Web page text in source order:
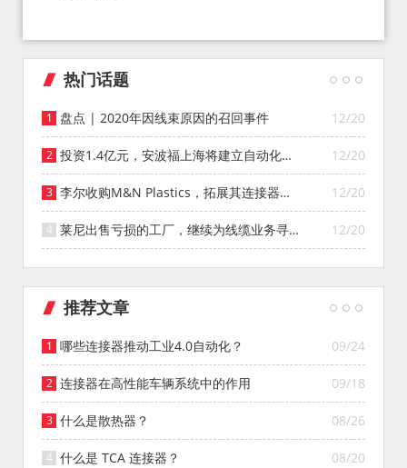
热门话题
12/20
盘点 | 2020年因线束原因的召回事件
12/20
投资1.4亿元，安波福上海将建立自动化智
能仓库
12/20
李尔收购M&N Plastics，拓展其连接器系
统业务
12/20
莱尼出售亏损的工厂，继续为线缆业务寻找
投资者
推荐文章
09/24
哪些连接器推动工业4.0自动化？
09/18
连接器在高性能车辆系统中的作用
08/26
什么是散热器？
08/20
什么是 TCA 连接器？